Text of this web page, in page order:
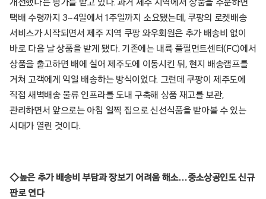
개선했다는 평가를 받고 있다. 과거 제주 지역에서 상품을 주문하면
택배 수령까지 3~4일에서 1주일까지 소요됐는데, 쿠팡의 로켓배송
서비스가 시작되면서 제주 지역 쿠팡 와우회원은 추가 배송비 없이
바로 다음 날 상품을 받게 됐다. 기존에는 내륙 풀필먼트센터(FC)에서
상품을 출고하면 배에 실어 제주도에 이동시킨 뒤, 현지 배송캠프를
거쳐 고객에게 익일 배송하는 방식이었다. 그런데 쿠팡이 제주도에
직접 새벽배송 물류 인프라를 도내 구축해 상품 재고를 보관,
관리하면서 앞으로는 아침 일찍 집으로 신선식품을 받아볼 수 있는
시대가 열린 것이다.
◇높은 추가 배송비 부담과 장보기 어려움 해소…중소상공인도 신규
판로 연다